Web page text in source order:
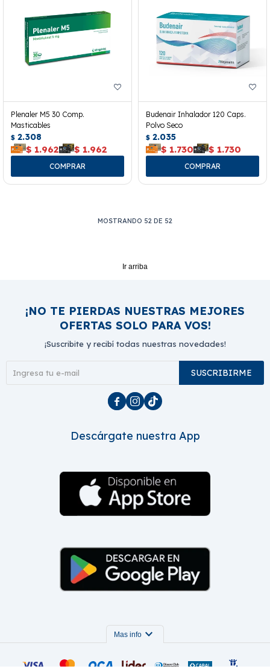
Plenaler M5 30 Comp.
Masticables
$ 2.308
$ 1.962 $ 1.962
Budenair Inhalador 120 Caps.
Polvo Seco
$ 2.035
$ 1.730 $ 1.730
MOSTRANDO 52 DE 52
Ir arriba
¡NO TE PIERDAS NUESTRAS MEJORES
OFERTAS SOLO PARA VOS!
¡Suscribite y recibí todas nuestras novedades!
SUSCRIBIRME
  
Descárgate nuestra App
Mas info expand_more